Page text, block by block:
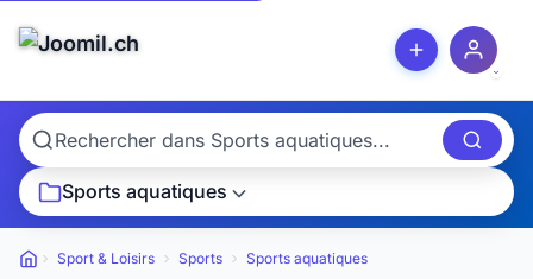
Sports aquatiques
Petites annonces
Sport & Loisirs Sports Sports aquatiques